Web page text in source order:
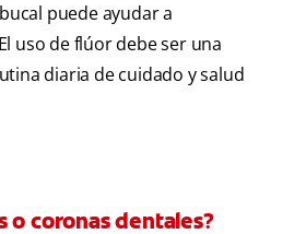
puede ayudar a
uso de flúor debe ser una
diaria de cuidado y salud
o coronas dentales?